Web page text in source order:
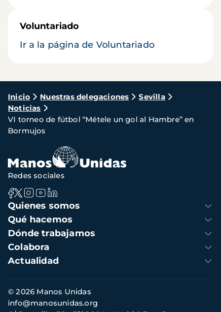
Voluntariado
Ir a la página de Voluntariado
Ruta
de
navegación
Inicio Nuestras delegaciones
Sevilla
Noticias
VI torneo de fútbol “Métele un gol al Hambre” en
Bormujos
Navegación
principal
Quienes somos
Qué hacemos
Dónde trabajamos
Colabora
Actualidad
Redes sociales
Información
de
contacto
© 2026 Manos Unidas
info@manosunidas.org